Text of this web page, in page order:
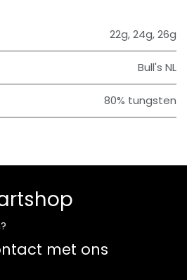
22g,24g,26g
Bull's NL
80% tungsten
met ons